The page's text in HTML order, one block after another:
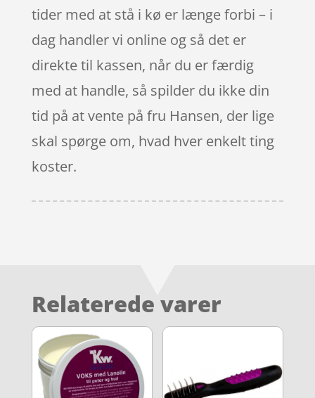
tider med at stå i kø er længe forbi – i
dag handler vi online og så det er
direkte til kassen, når du er færdig
med at handle, så spilder du ikke din
tid på at vente på fru Hansen, der lige
skal spørge om, hvad hver enkelt ting
koster.
Relaterede varer